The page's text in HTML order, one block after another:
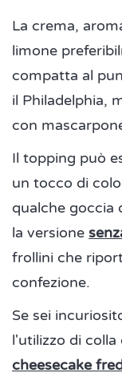
La crema,
limone
compatta al
il Philadelphia,
con
Il topping può
un tocco di
qualche goccia
la versione
frollini che
confezione.
Se sei
l'utilizzo di colla
cheesecake